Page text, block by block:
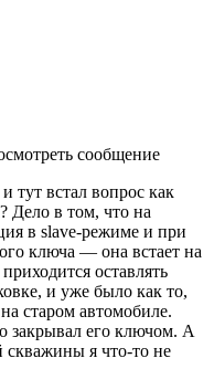
тут встал вопрос как
Дело в том, что на
в slave-режиме и при
ключа — она встает на
оставлять
и уже было как то,
старом автомобиле.
закрывал его ключом. А
скважины я что-то не